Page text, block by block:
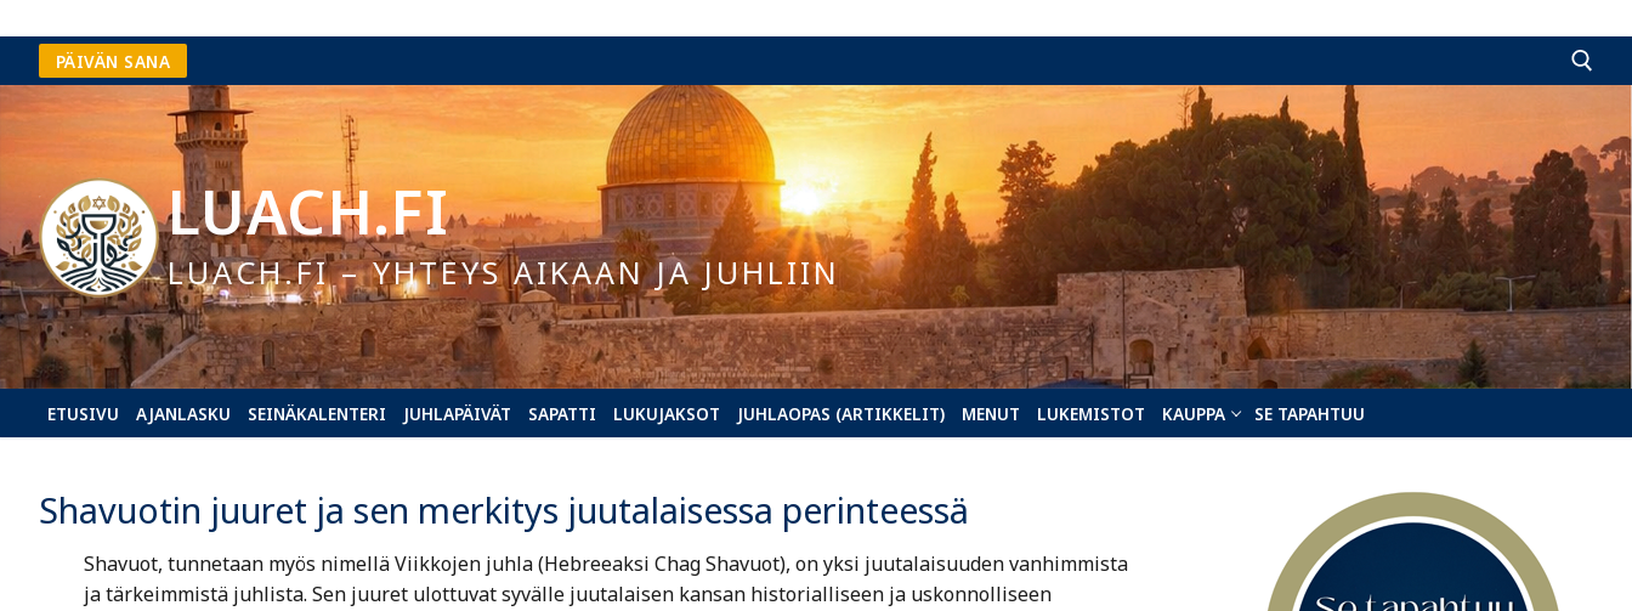
Hyppää
sisältöön
PÄIVÄN SANA
Hae:
LUACH.FI
LUACH.FI – YHTEYS AIKAAN JA JUHLIIN
ETUSIVU AJANLASKU SEINÄKALENTERI JUHLAPÄIVÄT SAPATTI LUKUJAKSOT JUHLAOPAS (ARTIKKELIT) MENUT LUKEMISTOT KAUPPA SE TAPAHTUU
Shavuotin juuret ja sen merkitys juutalaisessa perinteessä
Shavuot, tunnetaan myös nimellä Viikkojen juhla (Hebreeaksi Chag Shavuot), on yksi juutalaisuuden vanhimmista
ja tärkeimmistä juhlista. Sen juuret ulottuvat syvälle juutalaisen kansan historialliseen ja uskonnolliseen